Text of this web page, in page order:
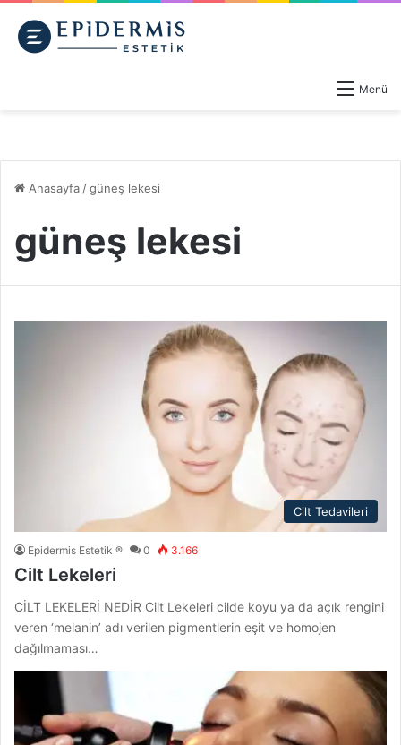
Menü
Anasayfa /güneş lekesi
güneş lekesi
Cilt Tedavileri
Epidermis Estetik ® 0 3.166
Cilt Lekeleri
CİLT LEKELERİ NEDİR Cilt Lekeleri cilde koyu ya da açık rengini
veren ‘melanin’ adı verilen pigmentlerin eşit ve homojen
dağılmaması…